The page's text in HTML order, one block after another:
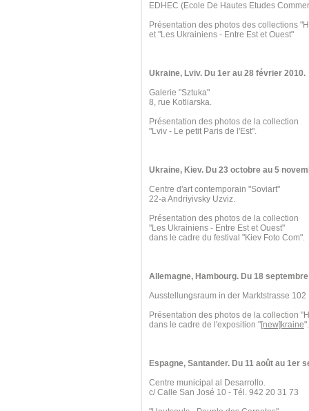
EDHEC (Ecole De Hautes Etudes
Présentation des photos des collections
et "Les Ukrainiens - Entre Est et Ouest"
Ukraine, Lviv. Du 1er au 28 février 2010.
Galerie "Sztuka"
8, rue Kotliarska.
Présentation des photos de la collection
"Lviv - Le petit Paris de l'Est".
Ukraine, Kiev. Du 23 octobre au 5
Centre d'art contemporain "Soviart"
22-a Andriyivsky Uzviz.
Présentation des photos de la collection
"Les Ukrainiens - Entre Est et Ouest"
dans le cadre du festival "Kiev Foto Com".
Allemagne, Hambourg. Du 18
Ausstellungsraum in der Marktstrasse 102
Présentation des photos de la collection
dans le cadre de l'exposition "[new]kraine".
Espagne, Santander. Du 11 août au 1er
Centre municipal al Desarrollo.
c/ Calle San José 10 - Tél. 942 20 31 73